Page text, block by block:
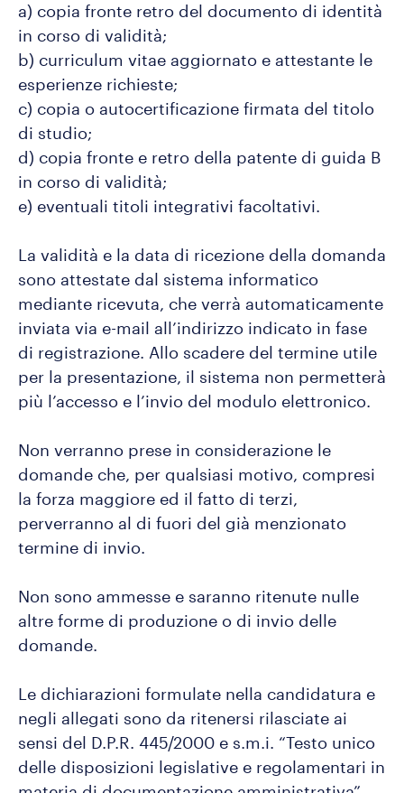
a) copia fronte retro del documento di identità
in corso di validità;
b) curriculum vitae aggiornato e attestante le
esperienze richieste;
c) copia o autocertificazione firmata del titolo
di studio;
d) copia fronte e retro della patente di guida B
in corso di validità;
e) eventuali titoli integrativi facoltativi.
La validità e la data di ricezione della domanda
sono attestate dal sistema informatico
mediante ricevuta, che verrà automaticamente
inviata via e-mail all’indirizzo indicato in fase
di registrazione. Allo scadere del termine utile
per la presentazione, il sistema non permetterà
più l’accesso e l’invio del modulo elettronico.
Non verranno prese in considerazione le
domande che, per qualsiasi motivo, compresi
la forza maggiore ed il fatto di terzi,
perverranno al di fuori del già menzionato
termine di invio.
Non sono ammesse e saranno ritenute nulle
altre forme di produzione o di invio delle
domande.
Le dichiarazioni formulate nella candidatura e
negli allegati sono da ritenersi rilasciate ai
sensi del D.P.R. 445/2000 e s.m.i. “Testo unico
delle disposizioni legislative e regolamentari in